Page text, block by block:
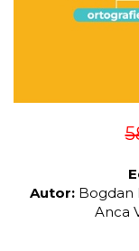
Autor: Bogdan
Anca